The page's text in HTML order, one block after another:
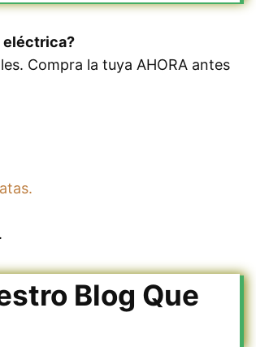
eléctrica?
Compra la tuya AHORA antes
.
Blog Que